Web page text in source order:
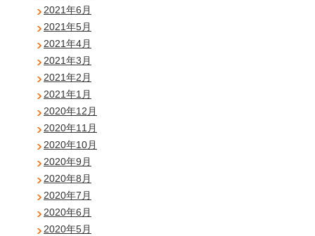
2021年6月
2021年5月
2021年4月
2021年3月
2021年2月
2021年1月
2020年12月
2020年11月
2020年10月
2020年9月
2020年8月
2020年7月
2020年6月
2020年5月